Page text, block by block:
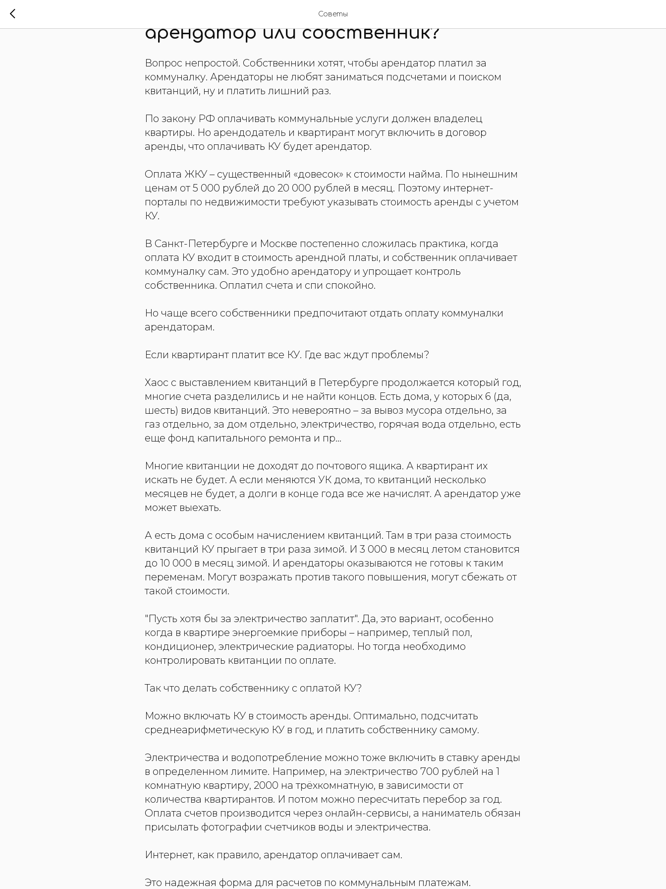
Советы
Кто платит за коммунальные услуги:
арендатор или собственник?
Вопрос непростой. Собственники хотят, чтобы арендатор платил за
коммуналку. Арендаторы не любят заниматься подсчетами и поиском
квитанций, ну и платить лишний раз.
По закону РФ оплачивать коммунальные услуги должен владелец
квартиры. Но арендодатель и квартирант могут включить в договор
аренды, что оплачивать КУ будет арендатор.
Оплата ЖКУ – существенный «довесок» к стоимости найма. По нынешним
ценам от 5 000 рублей до 20 000 рублей в месяц. Поэтому интернет-
порталы по недвижимости требуют указывать стоимость аренды с учетом
КУ.
В Санкт-Петербурге и Москве постепенно сложилась практика, когда
оплата КУ входит в стоимость арендной платы, и собственник оплачивает
коммуналку сам. Это удобно арендатору и упрощает контроль
собственника. Оплатил счета и спи спокойно.
Но чаще всего собственники предпочитают отдать оплату коммуналки
арендаторам.
Если квартирант платит все КУ. Где вас ждут проблемы?
Хаос с выставлением квитанций в Петербурге продолжается который год,
многие счета разделились и не найти концов. Есть дома, у которых 6 (да,
шесть) видов квитанций. Это невероятно – за вывоз мусора отдельно, за
газ отдельно, за дом отдельно, электричество, горячая вода отдельно, есть
еще фонд капитального ремонта и пр…
Многие квитанции не доходят до почтового ящика. А квартирант их
искать не будет. А если меняются УК дома, то квитанций несколько
месяцев не будет, а долги в конце года все же начислят. А арендатор уже
может выехать.
А есть дома с особым начислением квитанций. Там в три раза стоимость
квитанций КУ прыгает в три раза зимой. И 3 000 в месяц летом становится
до 10 000 в месяц зимой. И арендаторы оказываются не готовы к таким
переменам. Могут возражать против такого повышения, могут сбежать от
такой стоимости.
"Пусть хотя бы за электричество заплатит". Да, это вариант, особенно
когда в квартире энергоемкие приборы – например, теплый пол,
кондиционер, электрические радиаторы. Но тогда необходимо
контролировать квитанции по оплате.
Так что делать собственнику с оплатой КУ?
Можно включать КУ в стоимость аренды. Оптимально, подсчитать
среднеарифметическую КУ в год, и платить собственнику самому.
Электричества и водопотребление можно тоже включить в ставку аренды
в определенном лимите. Например, на электричество 700 рублей на 1
комнатную квартиру, 2000 на трёхкомнатную, в зависимости от
количества квартирантов. И потом можно пересчитать перебор за год.
Оплата счетов производится через онлайн-сервисы, а наниматель обязан
присылать фотографии счетчиков воды и электричества.
Интернет, как правило, арендатор оплачивает сам.
Это надежная форма для расчетов по коммунальным платежам.